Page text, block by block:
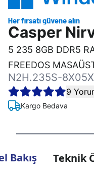
Casper
5 235 8GB DDR5
FREEDOS
N2H.235S-
9
Kargo Bedava
Bakış Teknik